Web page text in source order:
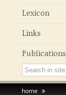
Lexicon
Links
Publications
home